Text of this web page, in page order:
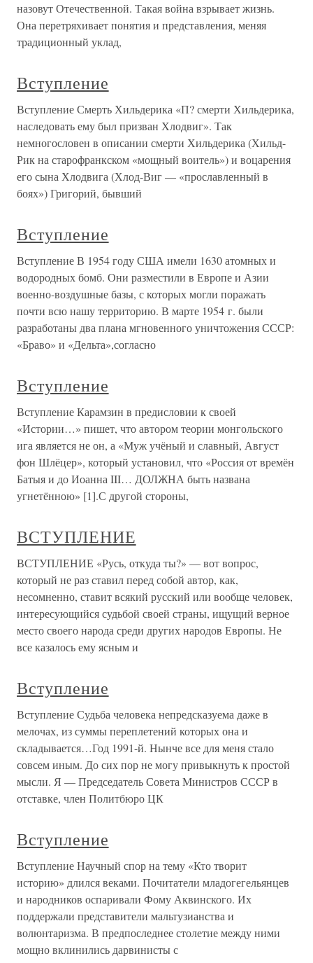
назовут Отечественной. Такая война взрывает жизнь.
Она перетряхивает понятия и представления, меняя
традиционный уклад,
Вступление
Вступление Смерть Хильдерика «П? смерти Хильдерика,
наследовать ему был призван Хлодвиг». Так
немногословен в описании смерти Хильдерика (Хильд-
Рик на старофранкском «мощный воитель») и воцарения
его сына Хлодвига (Хлод-Виг — «прославленный в
боях») Григорий, бывший
Вступление
Вступление В 1954 году США имели 1630 атомных и
водородных бомб. Они разместили в Европе и Азии
военно-воздушные базы, с которых могли поражать
почти всю нашу территорию. В марте 1954 г. были
разработаны два плана мгновенного уничтожения СССР:
«Браво» и «Дельта»,согласно
Вступление
Вступление Карамзин в предисловии к своей
«Истории…» пишет, что автором теории монгольского
ига является не он, а «Муж учёный и славный, Август
фон Шлёцер», который установил, что «Россия от времён
Батыя и до Иоанна III… ДОЛЖНА быть названа
угнетённою» [1].С другой стороны,
ВСТУПЛЕНИЕ
ВСТУПЛЕНИЕ «Русь, откуда ты?» — вот вопрос,
который не раз ставил перед собой автор, как,
несомненно, ставит всякий русский или вообще человек,
интересующийся судьбой своей страны, ищущий верное
место своего народа среди других народов Европы. Не
все казалось ему ясным и
Вступление
Вступление Судьба человека непредсказуема даже в
мелочах, из суммы переплетений которых она и
складывается…Год 1991-й. Нынче все для меня стало
совсем иным. До сих пор не могу привыкнуть к простой
мысли. Я — Председатель Совета Министров СССР в
отставке, член Политбюро ЦК
Вступление
Вступление Научный спор на тему «Кто творит
историю» длился веками. Почитатели младогегельянцев
и народников оспаривали Фому Аквинского. Их
поддержали представители мальтузианства и
волюнтаризма. В предпоследнее столетие между ними
мощно вклинились дарвинисты с